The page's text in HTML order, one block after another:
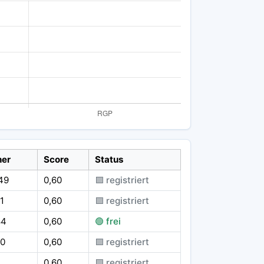
Score
Status
0,60
🟪 registriert
0,60
🟪 registriert
0,60
🟢 frei
0,60
🟪 registriert